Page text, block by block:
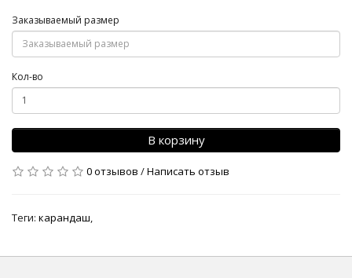
Заказываемый размер
Кол-во
В корзину
0 отзывов /Написать отзыв
Теги: карандаш,